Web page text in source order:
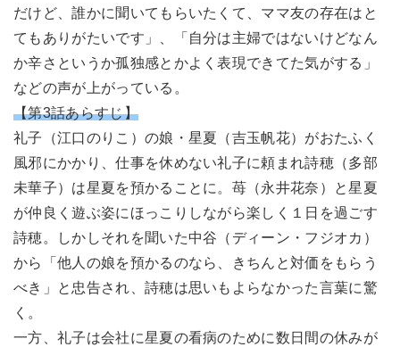
だけど、誰かに聞いてもらいたくて、ママ友の存在はと
てもありがたいです」、「自分は主婦ではないけどなん
か辛さというか孤独感とかよく表現できてた気がする」
などの声が上がっている。
【第3話あらすじ】
礼子（江口のりこ）の娘・星夏（吉玉帆花）がおたふく
風邪にかかり、仕事を休めない礼子に頼まれ詩穂（多部
未華子）は星夏を預かることに。苺（永井花奈）と星夏
が仲良く遊ぶ姿にほっこりしながら楽しく１日を過ごす
詩穂。しかしそれを聞いた中谷（ディーン・フジオカ）
から「他人の娘を預かるのなら、きちんと対価をもらう
べき」と忠告され、詩穂は思いもよらなかった言葉に驚
く。
一方、礼子は会社に星夏の看病のために数日間の休みが